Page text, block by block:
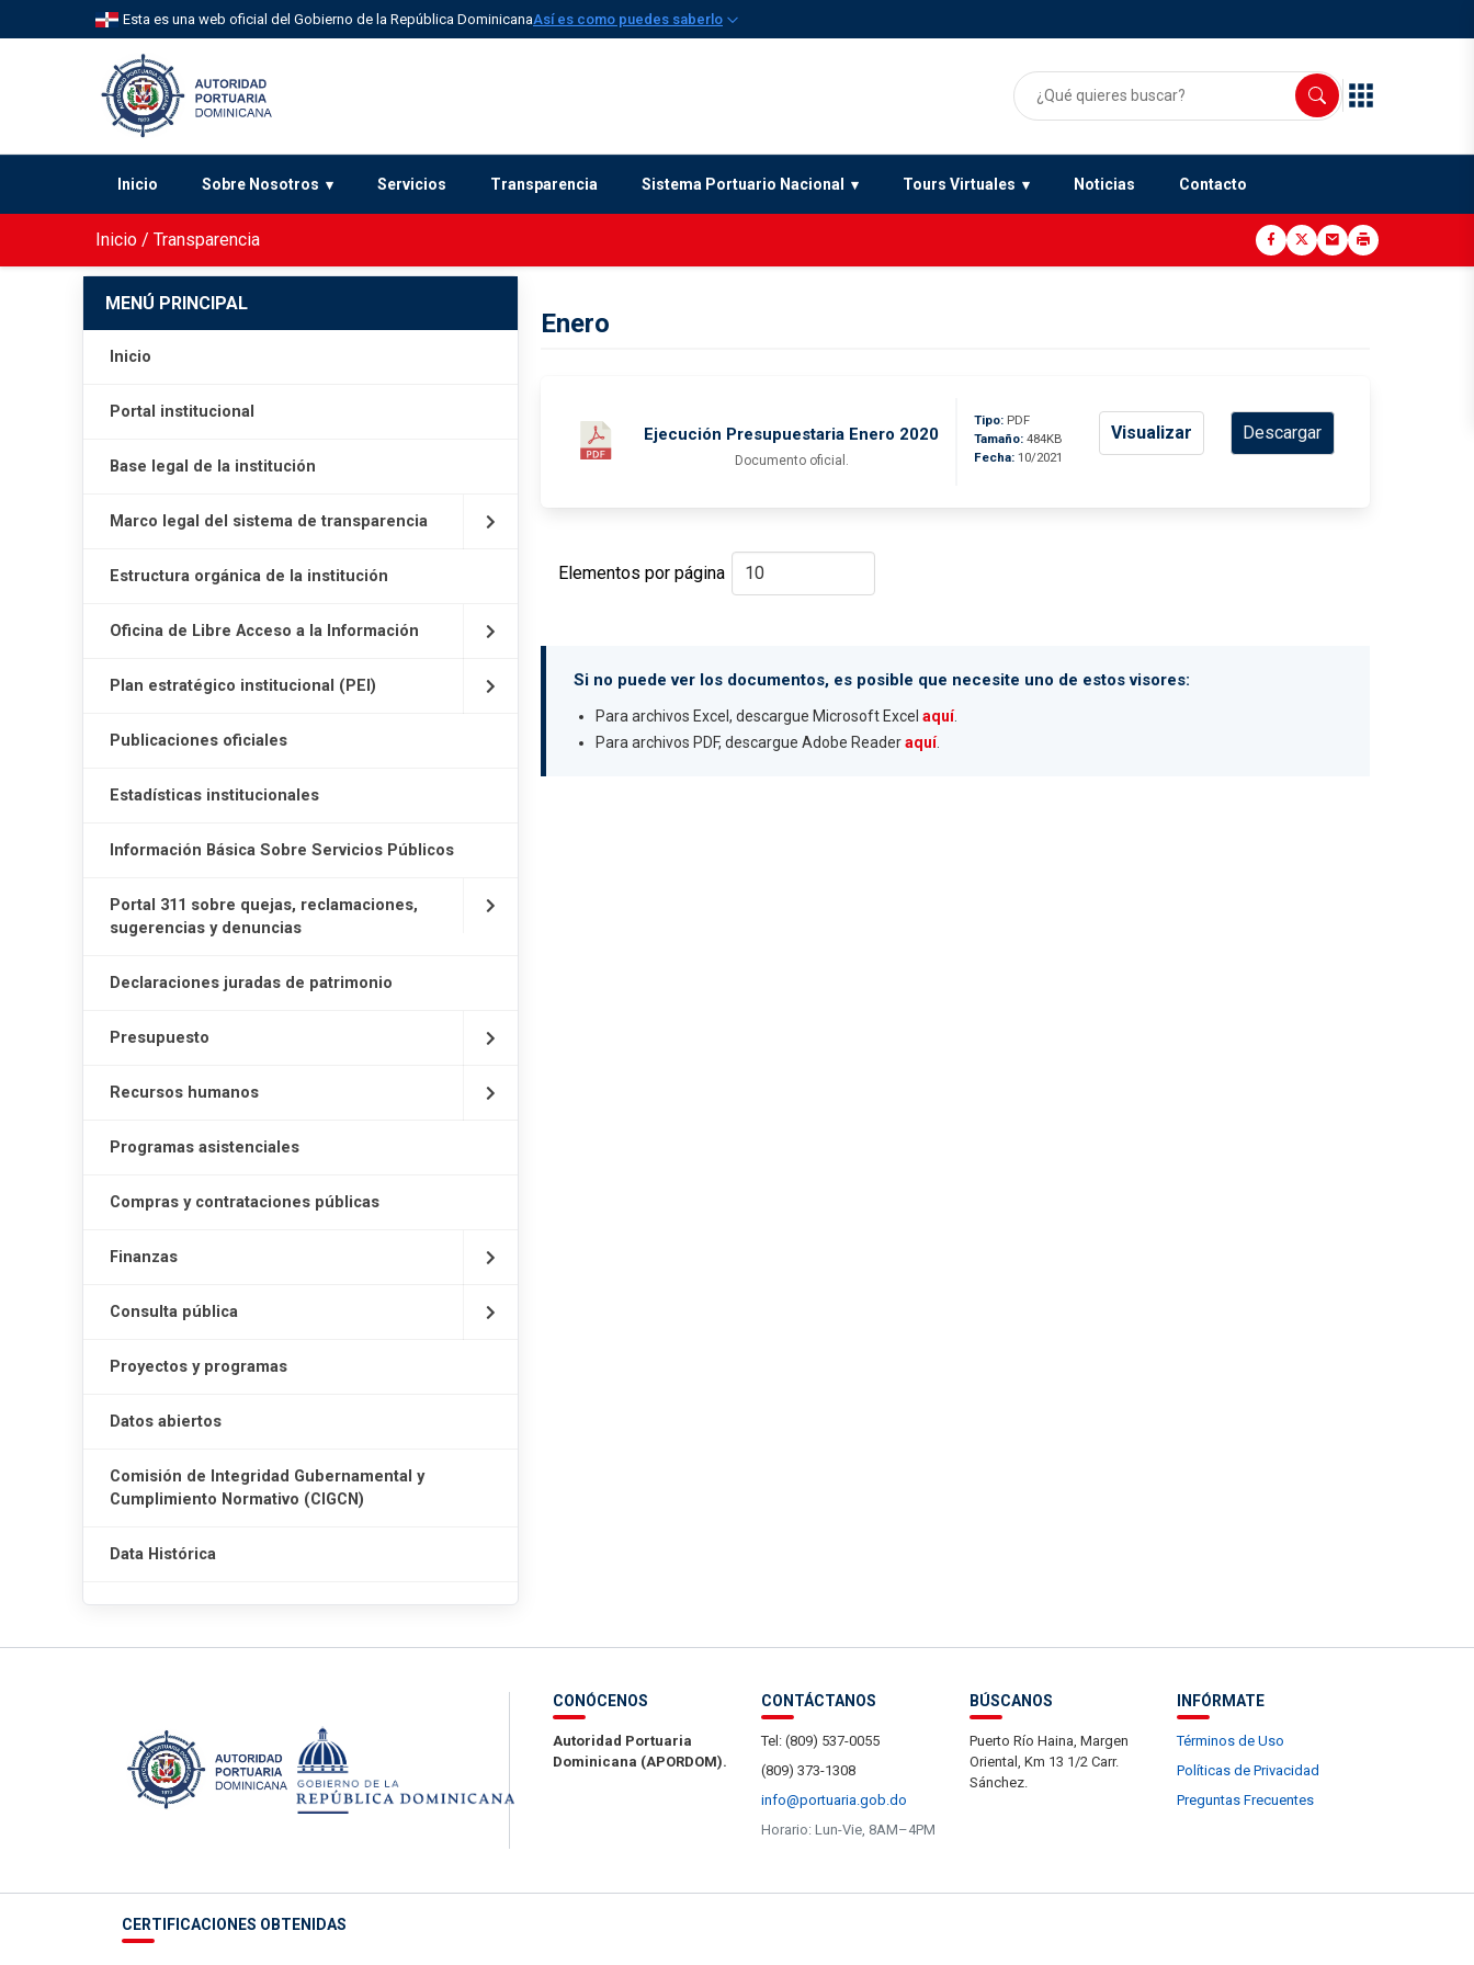
Esta es una web oficial del Gobierno de la República DominicanaAsí es como puedes saberlo
Inicio Sobre Nosotros Servicios Transparencia Sistema Portuario Nacional Tours Virtuales Noticias Contacto
Inicio / Transparencia
MENÚ PRINCIPAL
Inicio
Portal institucional
Base legal de la institución
Marco legal del sistema de transparencia
Estructura orgánica de la institución
Oficina de Libre Acceso a la Información
Plan estratégico institucional (PEI)
Publicaciones oficiales
Estadísticas institucionales
Información Básica Sobre Servicios Públicos
Portal 311 sobre quejas, reclamaciones,
sugerencias y denuncias
Declaraciones juradas de patrimonio
Presupuesto
Recursos humanos
Programas asistenciales
Compras y contrataciones públicas
Finanzas
Consulta pública
Proyectos y programas
Datos abiertos
Comisión de Integridad Gubernamental y
Cumplimiento Normativo (CIGCN)
Data Histórica
Enero
Ejecución Presupuestaria Enero 2020
Documento oficial.
Tipo: PDF
Tamaño: 484KB
Fecha: 10/2021
Visualizar Descargar
Elementos por página
Si no puede ver los documentos, es posible que necesite uno de estos visores:
Para archivos Excel, descargue Microsoft Excel aquí.
Para archivos PDF, descargue Adobe Readeraquí.
CONÓCENOS
Autoridad Portuaria
Dominicana (APORDOM).
CONTÁCTANOS
Tel: (809) 537-0055
(809) 373-1308
info@portuaria.gob.do
Horario: Lun-Vie, 8AM–4PM
BÚSCANOS
Puerto Río Haina, Margen
Oriental, Km 13 1/2 Carr.
Sánchez.
INFÓRMATE
Términos de Uso
Políticas de Privacidad
Preguntas Frecuentes
CERTIFICACIONES OBTENIDAS